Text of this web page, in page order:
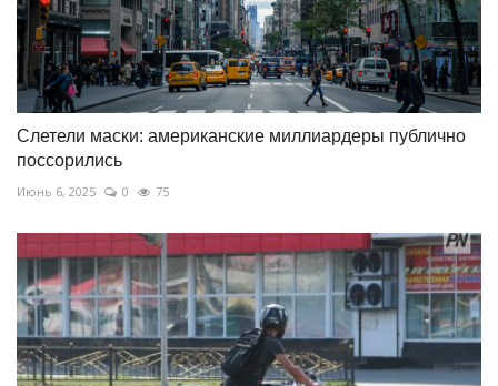
Слетели маски: американские миллиардеры публично
поссорились
Июнь 6, 2025 0 75